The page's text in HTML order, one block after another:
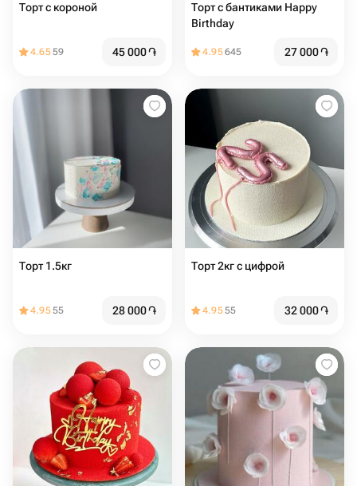
Торт с короной
4.6559 45 000֏
Торт с бантиками Happy
Birthday
4.95645 27 000֏
Торт 1.5кг
4.9555 28 000֏
Торт 2кг с цифрой
4.9555 32 000֏